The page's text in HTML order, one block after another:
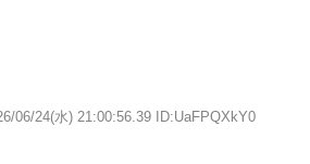
06/24(水) 21:00:56.39 ID:UaFPQXkY0